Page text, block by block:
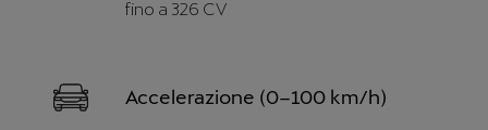
fino a 326 CV
Accelerazione (0–100 km/h)